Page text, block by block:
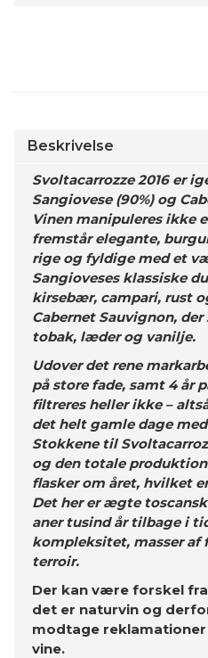
Beskrivelse
Svoltacarrozze 2016 er
Sangiovese (90%) og
Vinen manipuleres ikke
fremstår elegante,
rige og fyldige med et
Sangioveses klassiske
kirsebær, campari, rust
Cabernet Sauvignon,
tobak, læder og vanilje.
Udover det rene
på store fade, samt 4 år
filtreres heller ikke –
det helt gamle dage
Stokkene til
og den totale
flasker om året, hvilket
Det her er ægte
aner tusind år tilbage i
kompleksitet, masser
terroir.
Der kan være forskel
det er naturvin og
modtage reklamationer
vine.